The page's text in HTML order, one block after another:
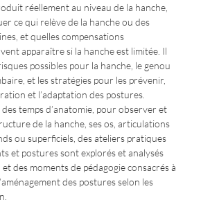
réellement au niveau de la hanche,
ce qui relève de la hanche ou des
et quelles compensations
apparaître si la hanche est limitée. Il
possibles pour la hanche, le genou
et les stratégies pour les prévenir,
et l’adaptation des postures.
des temps d’anatomie, pour observer et
de la hanche, ses os, articulations
ou superficiels, des ateliers pratiques
et postures sont explorés et analysés
des moments de pédagogie consacrés à
des postures selon les